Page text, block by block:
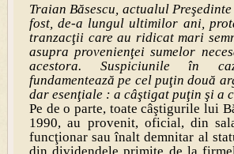
Traian Băsescu, actualul
fost, de-a lungul ultimilor ani,
tranzacţii care au ridicat mari
asupra provenienţei sumelor
acestora. Suspiciunile în c
fundamentează pe cel puţin două
dar esenţiale : a câştigat puţin şi a
Pe de o parte, toate câştigurile lui
1990, au provenit, oficial, din
funcţionar sau înalt demnitar al